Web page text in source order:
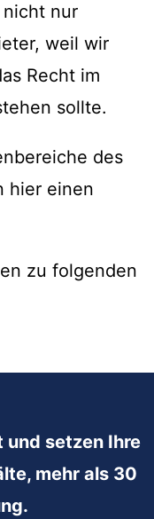
nur
weil wir
Recht im
sollte.
des
hier einen
zu folgenden
setzen Ihre
mehr als 30